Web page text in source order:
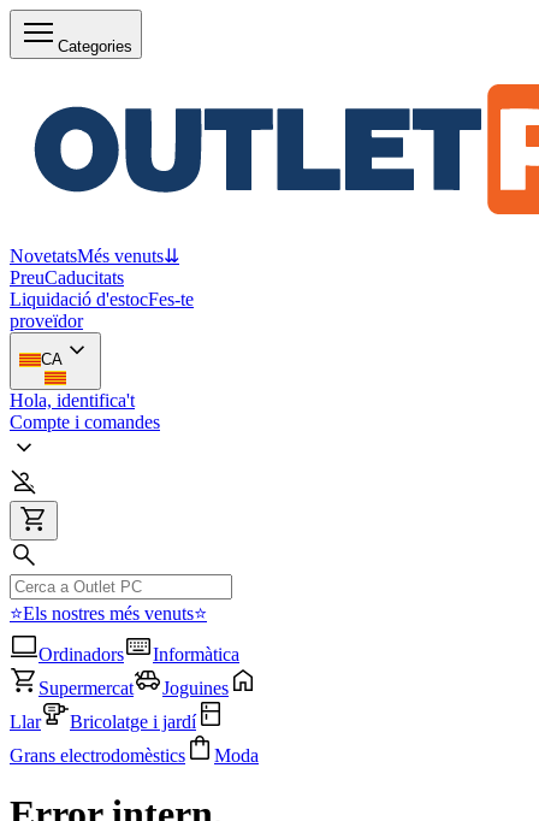
Categories
NovetatsMés venuts⇊
PreuCaducitats
Liquidació d'estocFes-te
proveïdor
CA
Hola, identifica't
Compte i comandes
⭐Els nostres més venuts⭐
Ordinadors
Informàtica
Supermercat
Joguines
Llar
Bricolatge i jardí
Grans electrodomèstics
Moda